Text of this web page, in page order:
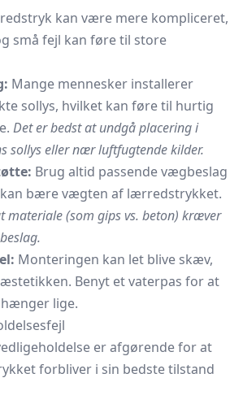
kan være mere kompliceret,
små fejl kan føre til store
Mange mennesker installerer
sollys, hvilket kan føre til hurtig
Det er bedst at undgå placering i
sollys eller nær luftfugtende kilder.
Brug altid passende vægbeslag
kan bære vægten af lærredstrykket.
materiale (som gips vs. beton) kræver
Monteringen kan let blive skæv,
Benyt et vaterpas for at
lige.
er afgørende for at
forbliver i sin bedste tilstand